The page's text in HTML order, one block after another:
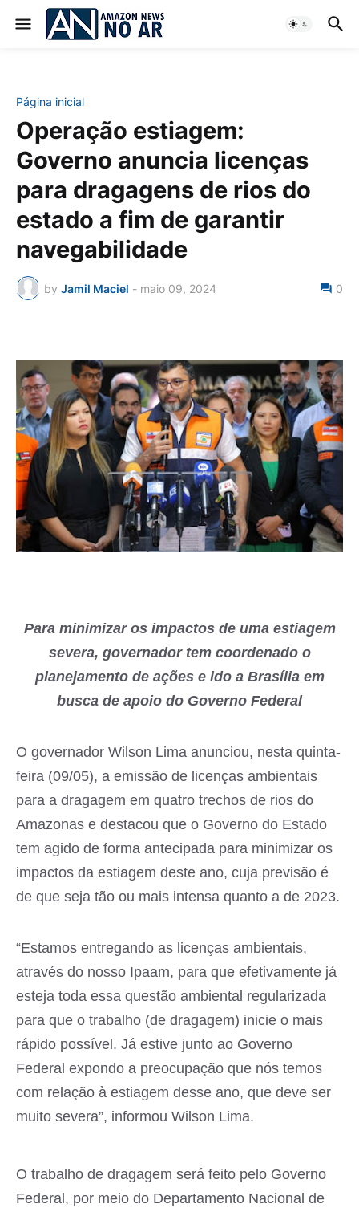
Página inicial
Operação estiagem:
Governo anuncia licenças
para dragagens de rios do
estado a fim de garantir
navegabilidade
by Jamil Maciel - maio 09, 2024 0
Para minimizar os impactos de uma estiagem
severa, governador tem coordenado o
planejamento de ações e ido a Brasília em
busca de apoio do Governo Federal
O governador Wilson Lima anunciou, nesta quinta-
feira (09/05), a emissão de licenças ambientais
para a dragagem em quatro trechos de rios do
Amazonas e destacou que o Governo do Estado
tem agido de forma antecipada para minimizar os
impactos da estiagem deste ano, cuja previsão é
de que seja tão ou mais intensa quanto a de 2023.
“Estamos entregando as licenças ambientais,
através do nosso Ipaam, para que efetivamente já
esteja toda essa questão ambiental regularizada
para que o trabalho (de dragagem) inicie o mais
rápido possível. Já estive junto ao Governo
Federal expondo a preocupação que nós temos
com relação à estiagem desse ano, que deve ser
muito severa”, informou Wilson Lima.
O trabalho de dragagem será feito pelo Governo
Federal, por meio do Departamento Nacional de